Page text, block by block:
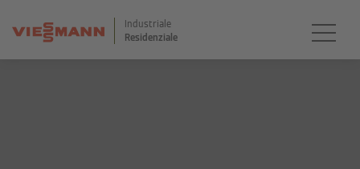
Industriale
Residenziale